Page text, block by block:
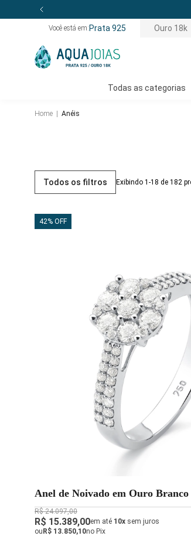
Você está em: Prata 925 Ouro 18k
Todas as categorias
Home | Anéis
Todos os filtros Exibindo 1-18 de 182
42% OFF
Anel de Noivado em Ouro
Diamantes Naturais 0,84ct
R$ 24.097,00
R$ 15.389,00em até 10x sem juros
ouR$ 13.850,10no Pix